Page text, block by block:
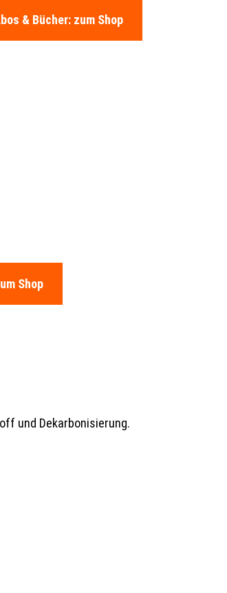
& Bücher: zum Shop
Shop
und Dekarbonisierung.